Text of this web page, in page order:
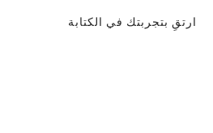
ارتقِ بتجربتك في الكتابة